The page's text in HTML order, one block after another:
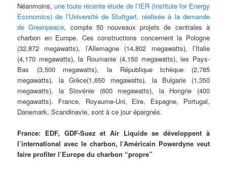
Néanmoins,une toute récente étude de l’IER (Institute for Energy
Economics) de l’Université de Stuttgart, réalisée à la demande
de Greenpeace, compte 50 nouveaux projets de centrales à
charbon en Europe. Ces constructions concernent la Pologne
(32,872 megawatts), l’Allemagne (14,802 megawatts), l’Italie
(4,170 megawatts), la Roumanie (4,150 megawatts), les Pays-
Bas (3,500 megawatts), la République tchèque (2,785
megawatts), la Grèce(1,650 megawatts), la Bulgarie (1,350
megawatts), la Slovénie (600 megawatts), la Hongrie (400
megawatts). France, Royaume-Uni, Eire, Espagne, Portugal,
Danemark, Scandinavie, sont à ce jour épargnés.
France: EDF, GDF-Suez et Air Liquide se développent à
l’international avec le charbon, l’Américain Powerdyne veut
faire profiter l’Europe du charbon “propre”